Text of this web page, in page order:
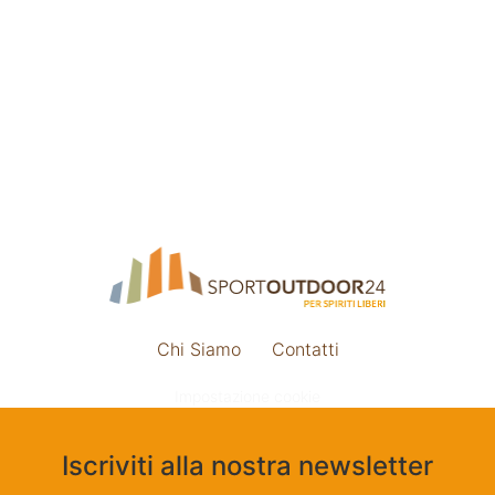
Chi Siamo Contatti
Iscriviti alla nostra newsletter